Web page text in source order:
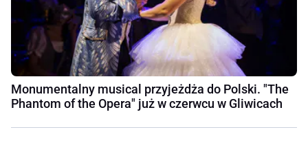
Monumentalny musical przyjeżdża do Polski. "The
Phantom of the Opera" już w czerwcu w Gliwicach